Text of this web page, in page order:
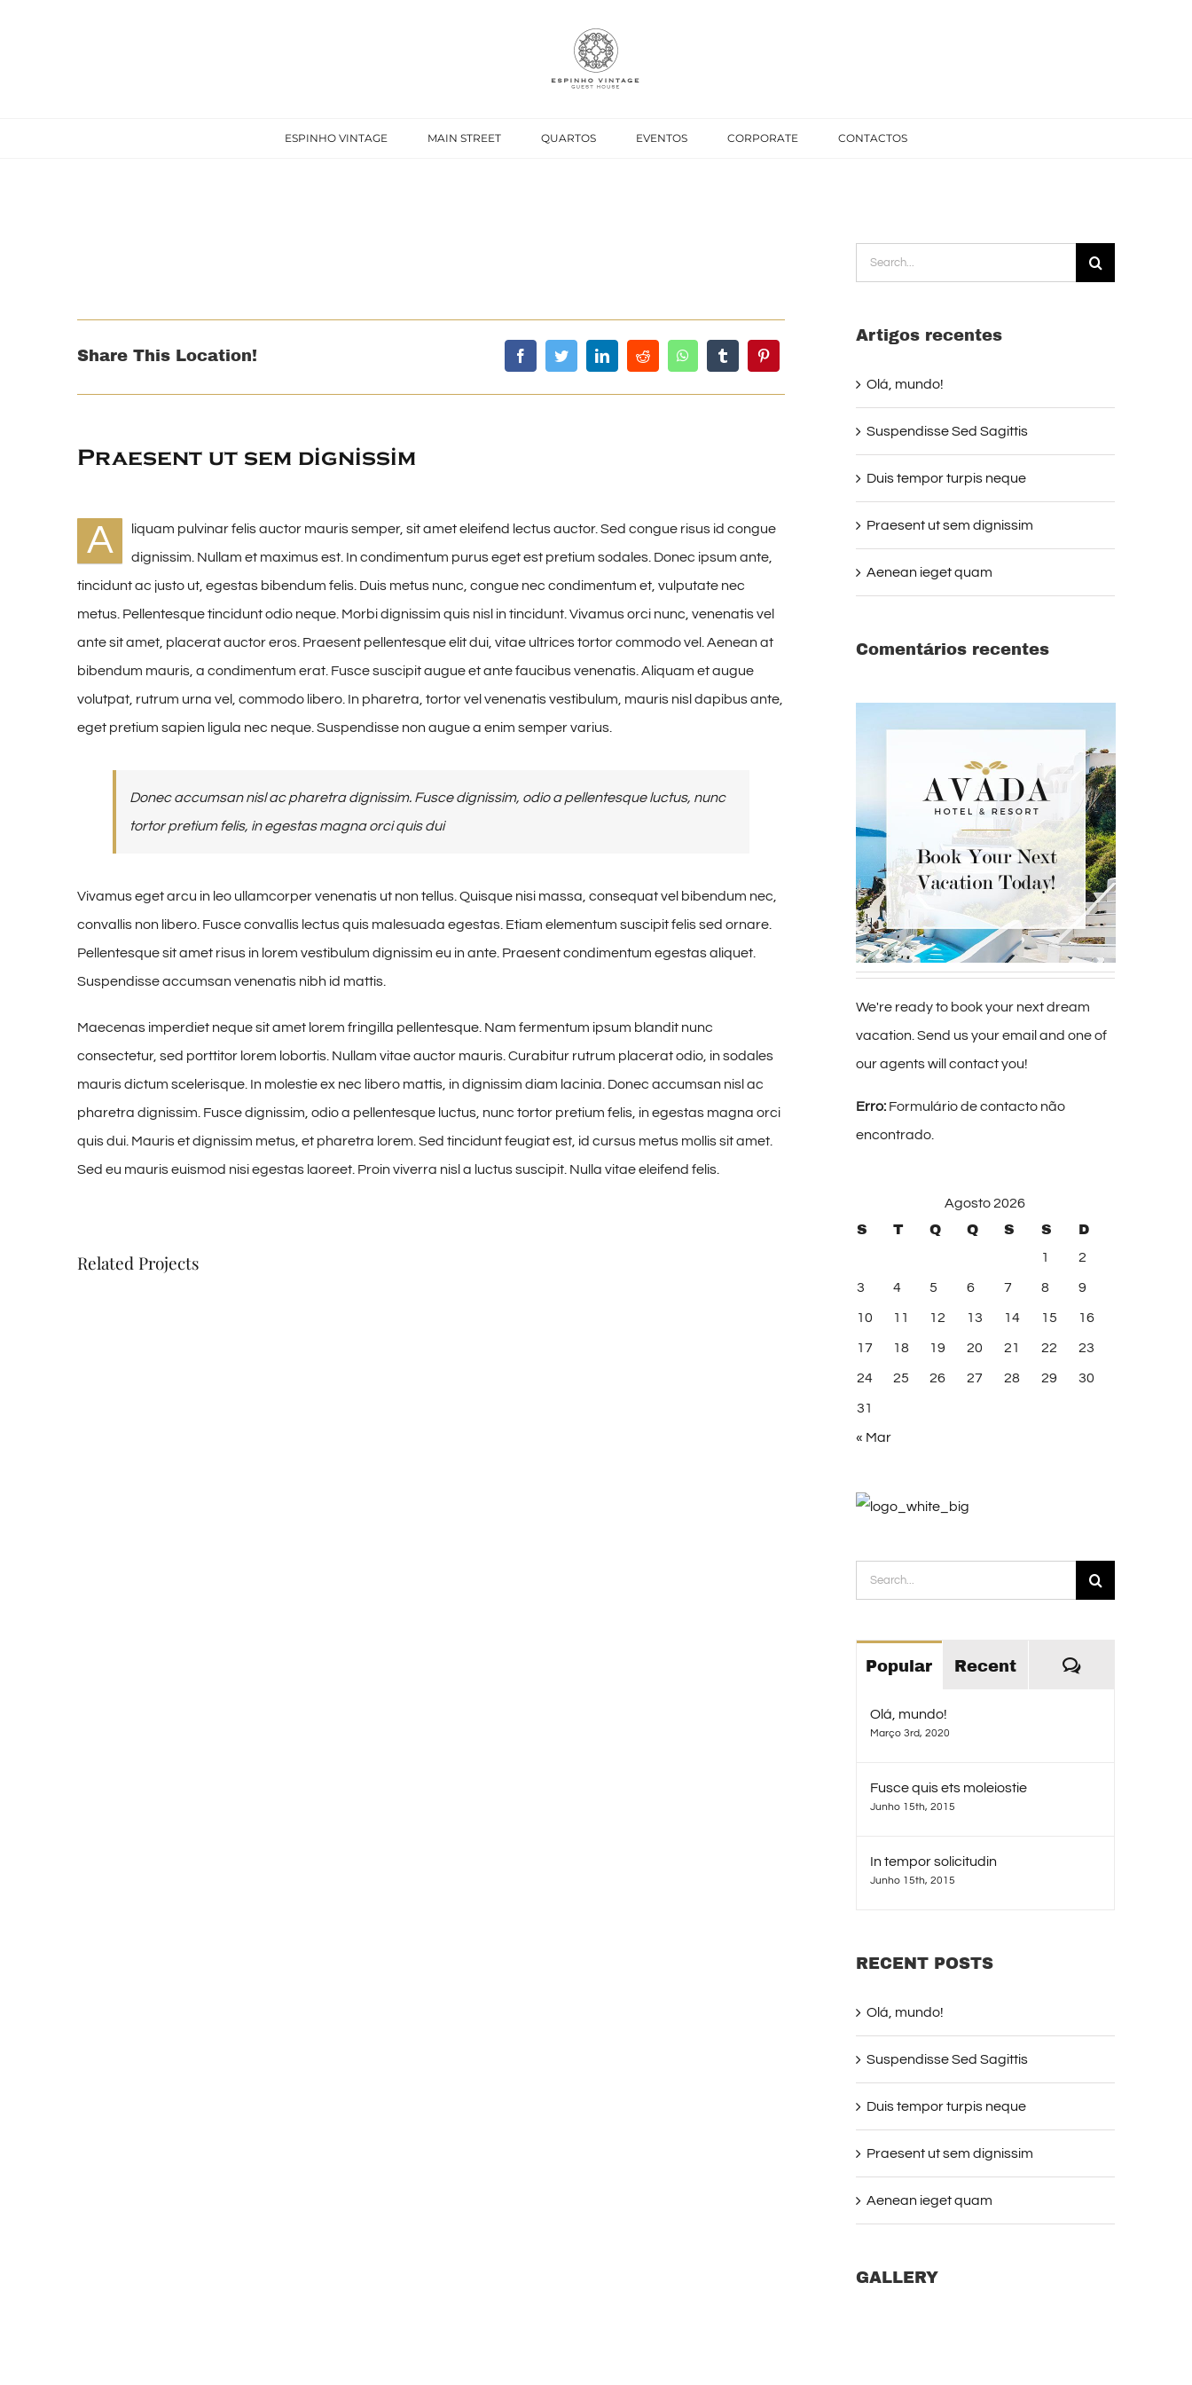
ESPINHO VINTAGE MAIN STREET QUARTOS EVENTOS CORPORATE CONTACTOS
Share This Location!
Praesent ut sem dignissim
A
liquam pulvinar felis auctor mauris semper, sit amet eleifend lectus auctor. Sed congue risus id congue
dignissim. Nullam et maximus est. In condimentum purus eget est pretium sodales. Donec ipsum ante,
tincidunt ac justo ut, egestas bibendum felis. Duis metus nunc, congue nec condimentum et, vulputate nec
metus. Pellentesque tincidunt odio neque. Morbi dignissim quis nisl in tincidunt. Vivamus orci nunc, venenatis vel
ante sit amet, placerat auctor eros. Praesent pellentesque elit dui, vitae ultrices tortor commodo vel. Aenean at
bibendum mauris, a condimentum erat. Fusce suscipit augue et ante faucibus venenatis. Aliquam et augue
volutpat, rutrum urna vel, commodo libero. In pharetra, tortor vel venenatis vestibulum, mauris nisl dapibus ante,
eget pretium sapien ligula nec neque. Suspendisse non augue a enim semper varius.
Donec accumsan nisl ac pharetra dignissim. Fusce dignissim, odio a pellentesque luctus, nunc
tortor pretium felis, in egestas magna orci quis dui
Vivamus eget arcu in leo ullamcorper venenatis ut non tellus. Quisque nisi massa, consequat vel bibendum nec,
convallis non libero. Fusce convallis lectus quis malesuada egestas. Etiam elementum suscipit felis sed ornare.
Pellentesque sit amet risus in lorem vestibulum dignissim eu in ante. Praesent condimentum egestas aliquet.
Suspendisse accumsan venenatis nibh id mattis.
Maecenas imperdiet neque sit amet lorem fringilla pellentesque. Nam fermentum ipsum blandit nunc
consectetur, sed porttitor lorem lobortis. Nullam vitae auctor mauris. Curabitur rutrum placerat odio, in sodales
mauris dictum scelerisque. In molestie ex nec libero mattis, in dignissim diam lacinia. Donec accumsan nisl ac
pharetra dignissim. Fusce dignissim, odio a pellentesque luctus, nunc tortor pretium felis, in egestas magna orci
quis dui. Mauris et dignissim metus, et pharetra lorem. Sed tincidunt feugiat est, id cursus metus mollis sit amet.
Sed eu mauris euismod nisi egestas laoreet. Proin viverra nisl a luctus suscipit. Nulla vitae eleifend felis.
Related Projects
Search
for:
Artigos recentes
Olá, mundo!
Suspendisse Sed Sagittis
Duis tempor turpis neque
Praesent ut sem dignissim
Aenean ieget quam
Comentários recentes
We're ready to book your next dream
vacation. Send us your email and one of
our agents will contact you!
Erro:Formulário de contacto não
encontrado.
Agosto 2026
S T Q Q S S D
1 2
3 4 5 6 7 8 9
10 11 12 13 14 15 16
17 18 19 20 21 22 23
24 25 26 27 28 29 30
31
« Mar
Search
for:
Popular Recent Comments
Olá, mundo!
Março 3rd, 2020
Fusce quis ets moleiostie
Junho 15th, 2015
In tempor solicitudin
Junho 15th, 2015
RECENT POSTS
Olá, mundo!
Suspendisse Sed Sagittis
Duis tempor turpis neque
Praesent ut sem dignissim
Aenean ieget quam
GALLERY